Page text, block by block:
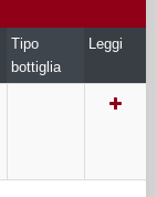
Tipo
bottiglia
Leggi